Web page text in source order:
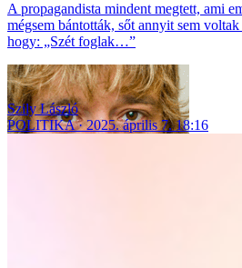
A propagandista mindent megtett, ami
mégsem bántották, sőt annyit sem
hogy: „Szét foglak…”
Szily László
POLITIKA
2025. április 7. 18:16